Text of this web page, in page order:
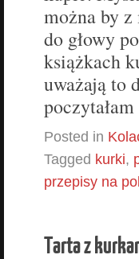
można by
do głowy
książkach
uważają to
Posted in
Tagged kurki,
przepisy na
Tarta z